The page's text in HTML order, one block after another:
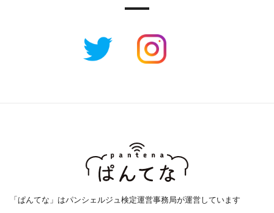
「ぱんてな」はパンシェルジュ検定運営事務局が運営しています